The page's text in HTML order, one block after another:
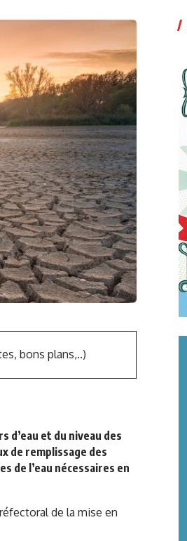
bons plans,..)
d’eau et du niveau des
de remplissage des
de l’eau nécessaires en
de la mise en